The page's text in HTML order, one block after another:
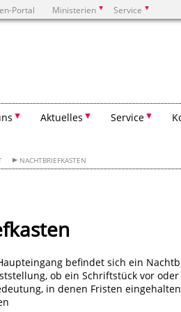
Portal Ministerien Service
Aktuelles Service
NACHTBRIEFKASTEN
befindet sich ein
ob ein Schriftstück vor
in denen Fristen